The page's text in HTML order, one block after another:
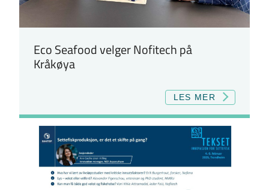
Eco Seafood velger Nofitech på
Kråkøya
LES MER